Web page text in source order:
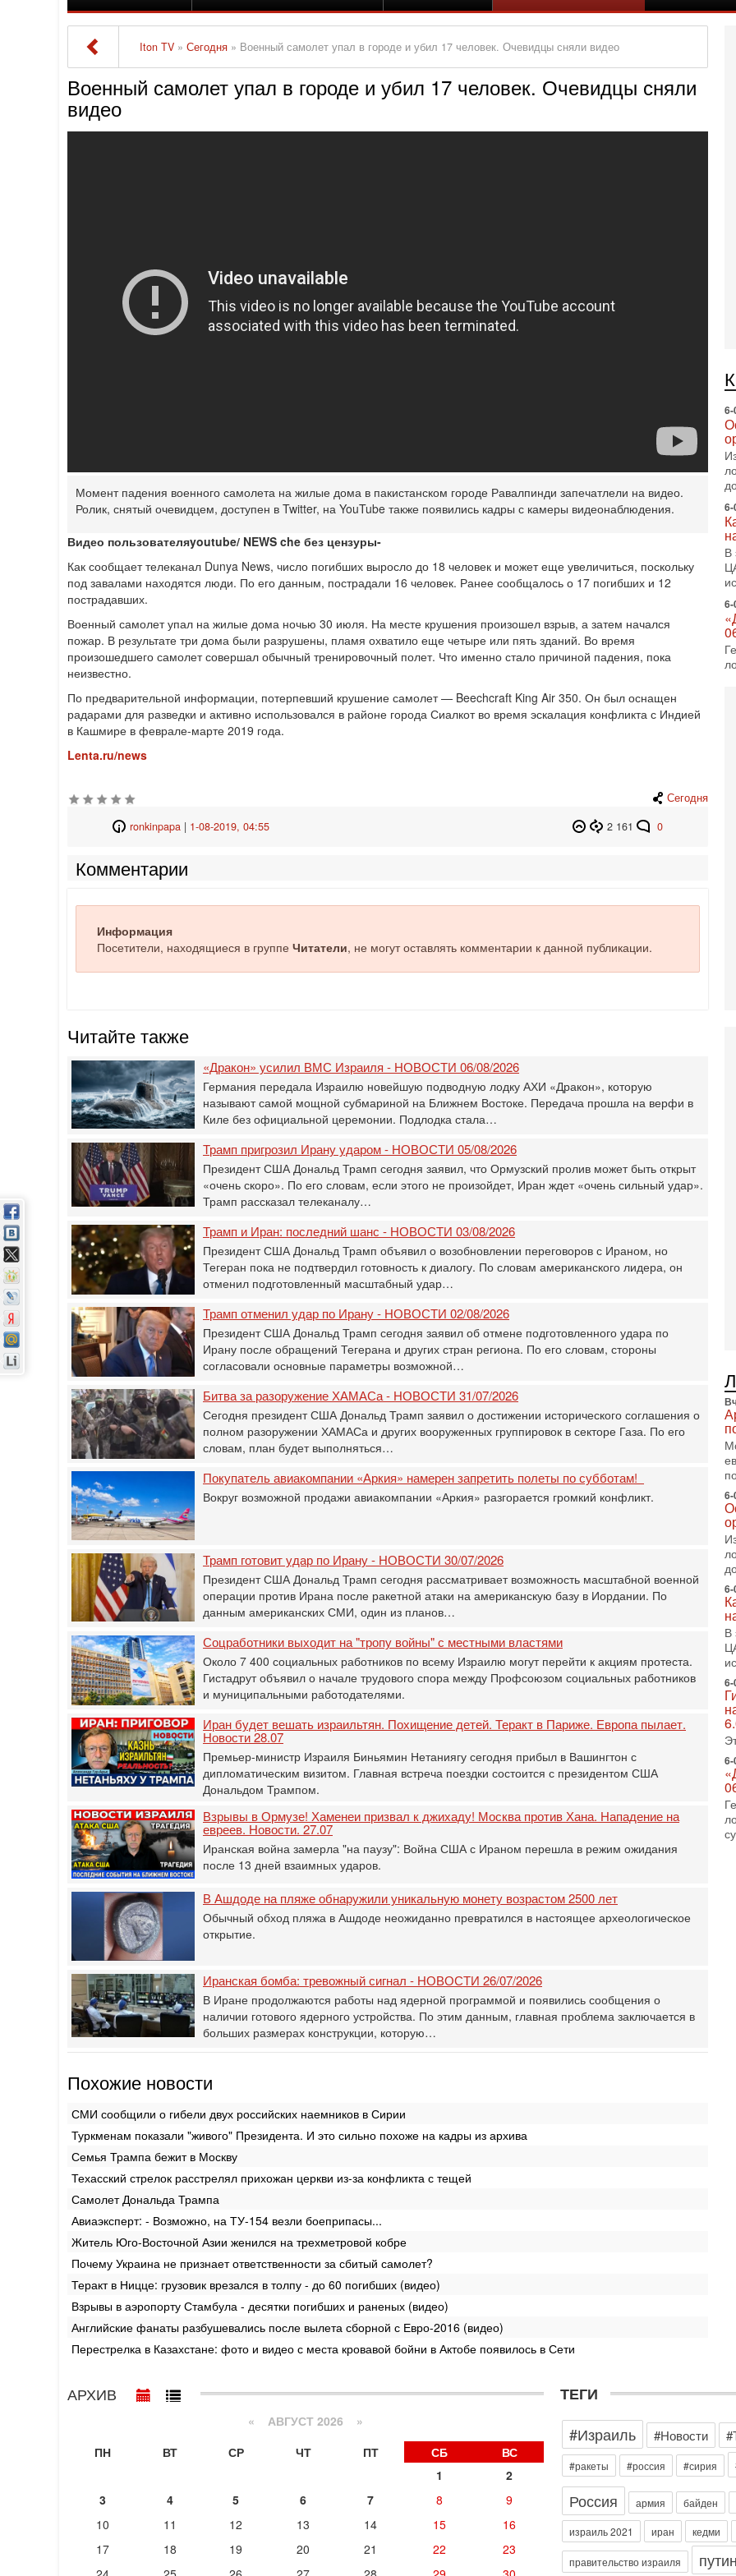
Iton TV »Сегодня » Военный самолет упал в городе и убил 17 человек. Очевидцы сняли видео
Военный самолет упал в городе и убил 17 человек. Очевидцы сняли
видео
Момент падения военного самолета на жилые дома в пакистанском городе Равалпинди запечатлели на видео.
Ролик, снятый очевидцем, доступен в Twitter, на YouTube также появились кадры с камеры видеонаблюдения.
Видео пользователяyoutube/ NEWS che без цензуры-
Как сообщает телеканал Dunya News, число погибших выросло до 18 человек и может еще увеличиться, поскольку
под завалами находятся люди. По его данным, пострадали 16 человек. Ранее сообщалось о 17 погибших и 12
пострадавших.
Военный самолет упал на жилые дома ночью 30 июля. На месте крушения произошел взрыв, а затем начался
пожар. В результате три дома были разрушены, пламя охватило еще четыре или пять зданий. Во время
произошедшего самолет совершал обычный тренировочный полет. Что именно стало причиной падения, пока
неизвестно.
По предварительной информации, потерпевший крушение самолет — Beechcraft King Air 350. Он был оснащен
радарами для разведки и активно использовался в районе города Сиалкот во время эскалация конфликта с Индией
в Кашмире в феврале-марте 2019 года.
Lenta.ru/news
Сегодня
2 161
0
ronkinpapa| 1-08-2019, 04:55
Комментарии
Информация
Посетители, находящиеся в группе Читатели, не могут оставлять комментарии к данной публикации.
Читайте также
«Дракон» усилил ВМС Израиля - НОВОСТИ 06/08/2026
Германия передала Израилю новейшую подводную лодку АХИ «Дракон», которую
называют самой мощной субмариной на Ближнем Востоке. Передача прошла на верфи в
Киле без официальной церемонии. Подлодка стала…
Трамп пригрозил Ирану ударом - НОВОСТИ 05/08/2026
Президент США Дональд Трамп сегодня заявил, что Ормузский пролив может быть открыт
«очень скоро». По его словам, если этого не произойдет, Иран ждет «очень сильный удар».
Трамп рассказал телеканалу…
Трамп и Иран: последний шанс - НОВОСТИ 03/08/2026
Президент США Дональд Трамп объявил о возобновлении переговоров с Ираном, но
Тегеран пока не подтвердил готовность к диалогу. По словам американского лидера, он
отменил подготовленный масштабный удар…
Трамп отменил удар по Ирану - НОВОСТИ 02/08/2026
Президент США Дональд Трамп сегодня заявил об отмене подготовленного удара по
Ирану после обращений Тегерана и других стран региона. По его словам, стороны
согласовали основные параметры возможной…
Битва за разоружение ХАМАСа - НОВОСТИ 31/07/2026
Сегодня президент США Дональд Трамп заявил о достижении исторического соглашения о
полном разоружении ХАМАСа и других вооруженных группировок в секторе Газа. По его
словам, план будет выполняться…
Покупатель авиакомпании «Аркия» намерен запретить полеты по субботам!
Вокруг возможной продажи авиакомпании «Аркия» разгорается громкий конфликт.
Трамп готовит удар по Ирану - НОВОСТИ 30/07/2026
Президент США Дональд Трамп сегодня рассматривает возможность масштабной военной
операции против Ирана после ракетной атаки на американскую базу в Иордании. По
данным американских СМИ, один из планов…
Соцработники выходит на "тропу войны" с местными властями
Около 7 400 социальных работников по всему Израилю могут перейти к акциям протеста.
Гистадрут объявил о начале трудового спора между Профсоюзом социальных работников
и муниципальными работодателями.
Иран будет вешать израильтян. Похищение детей. Теракт в Париже. Европа пылает.
Новости 28.07
Премьер-министр Израиля Биньямин Нетаниягу сегодня прибыл в Вашингтон с
дипломатическим визитом. Главная встреча поездки состоится с президентом США
Дональдом Трампом.
Взрывы в Ормузе! Хаменеи призвал к джихаду! Москва против Хана. Нападение на
евреев. Новости. 27.07
Иранская война замерла "на паузу": Война США с Ираном перешла в режим ожидания
после 13 дней взаимных ударов.
В Ашдоде на пляже обнаружили уникальную монету возрастом 2500 лет
Обычный обход пляжа в Ашдоде неожиданно превратился в настоящее археологическое
открытие.
Иранская бомба: тревожный сигнал - НОВОСТИ 26/07/2026
В Иране продолжаются работы над ядерной программой и появились сообщения о
наличии готового ядерного устройства. По этим данным, главная проблема заключается в
больших размерах конструкции, которую…
Похожие новости
СМИ сообщили о гибели двух российских наемников в Сирии
Туркменам показали "живого" Президента. И это сильно похоже на кадры из архива
Семья Трампа бежит в Москву
Техасский стрелок расстрелял прихожан церкви из-за конфликта с тещей
Самолет Дональда Трампа
Авиаэксперт: - Возможно, на ТУ-154 везли боеприпасы...
Житель Юго-Восточной Азии женился на трехметровой кобре
Почему Украина не признает ответственности за сбитый самолет?
Теракт в Ницце: грузовик врезался в толпу - до 60 погибших (видео)
Взрывы в аэропорту Стамбула - десятки погибших и раненых (видео)
Английские фанаты разбушевались после вылета сборной с Евро-2016 (видео)
Перестрелка в Казахстане: фото и видео с места кровавой бойни в Актобе появилось в Сети
6-
6-
В
2-
1-
В
6-
6-
6-
В
6-
6-
АРХИВ
« АВГУСТ 2026 »
ПН
ВТ СР ЧТ ПТ СБ
ВС
1
2
3
4 5 6 7 8
9
10
11 12 13 14 15
16
17
18 19 20 21 22
23
ТЕГИ
#Израиль
#Новости
#ракеты #россия #сирия
Россия армия байден
израиль 2021 иран кедми
правительство израиля путин